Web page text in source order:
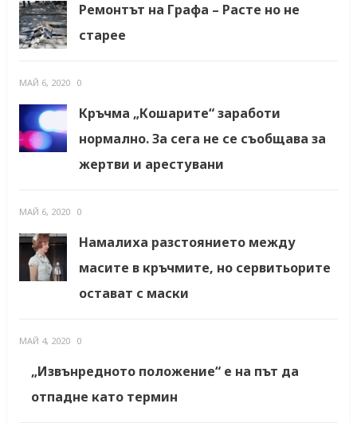
Ремонтът на Графа – Расте но не
старее
МАЙ 6, 2020 0
Кръчма „Кошарите“ заработи
нормално. За сега не се съобщава за
жертви и арестувани
МАЙ 6, 2020 0
Намалиха разстоянието между
масите в кръчмите, но сервитьорите
остават с маски
МАЙ 4, 2020 0
„Извънредното положение“ е на път да
отпадне като термин